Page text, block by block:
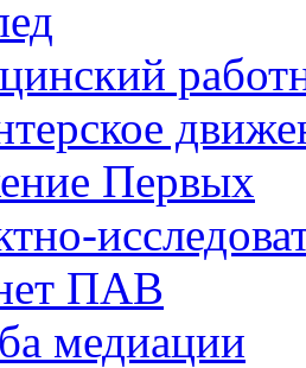
Первых
ПАВ
медиации